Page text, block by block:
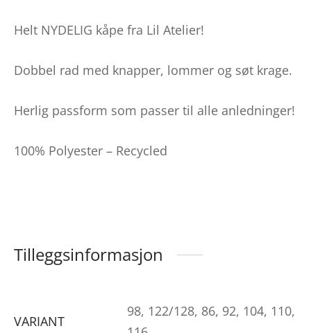
Helt NYDELIG kåpe fra Lil Atelier!
Dobbel rad med knapper, lommer og søt krage.
Herlig passform som passer til alle anledninger!
100% Polyester – Recycled
Tilleggsinformasjon
VARIANT
98, 122/128, 86, 92, 104, 110,